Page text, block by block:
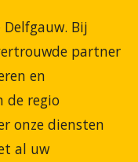
Bij
partner
en
de regio
onze diensten
al uw